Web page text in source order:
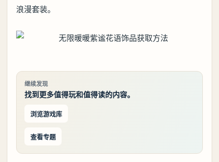
浪漫套装。
继续发现
找到更多值得玩和值得读的内容。
浏览游戏库
查看专题